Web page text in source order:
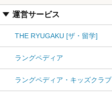
運営サービス
THE RYUGAKU [ザ・留学]
ラングペディア
ラングペディア・キッズクラブ